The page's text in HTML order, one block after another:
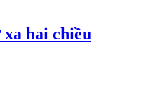
hai chiều